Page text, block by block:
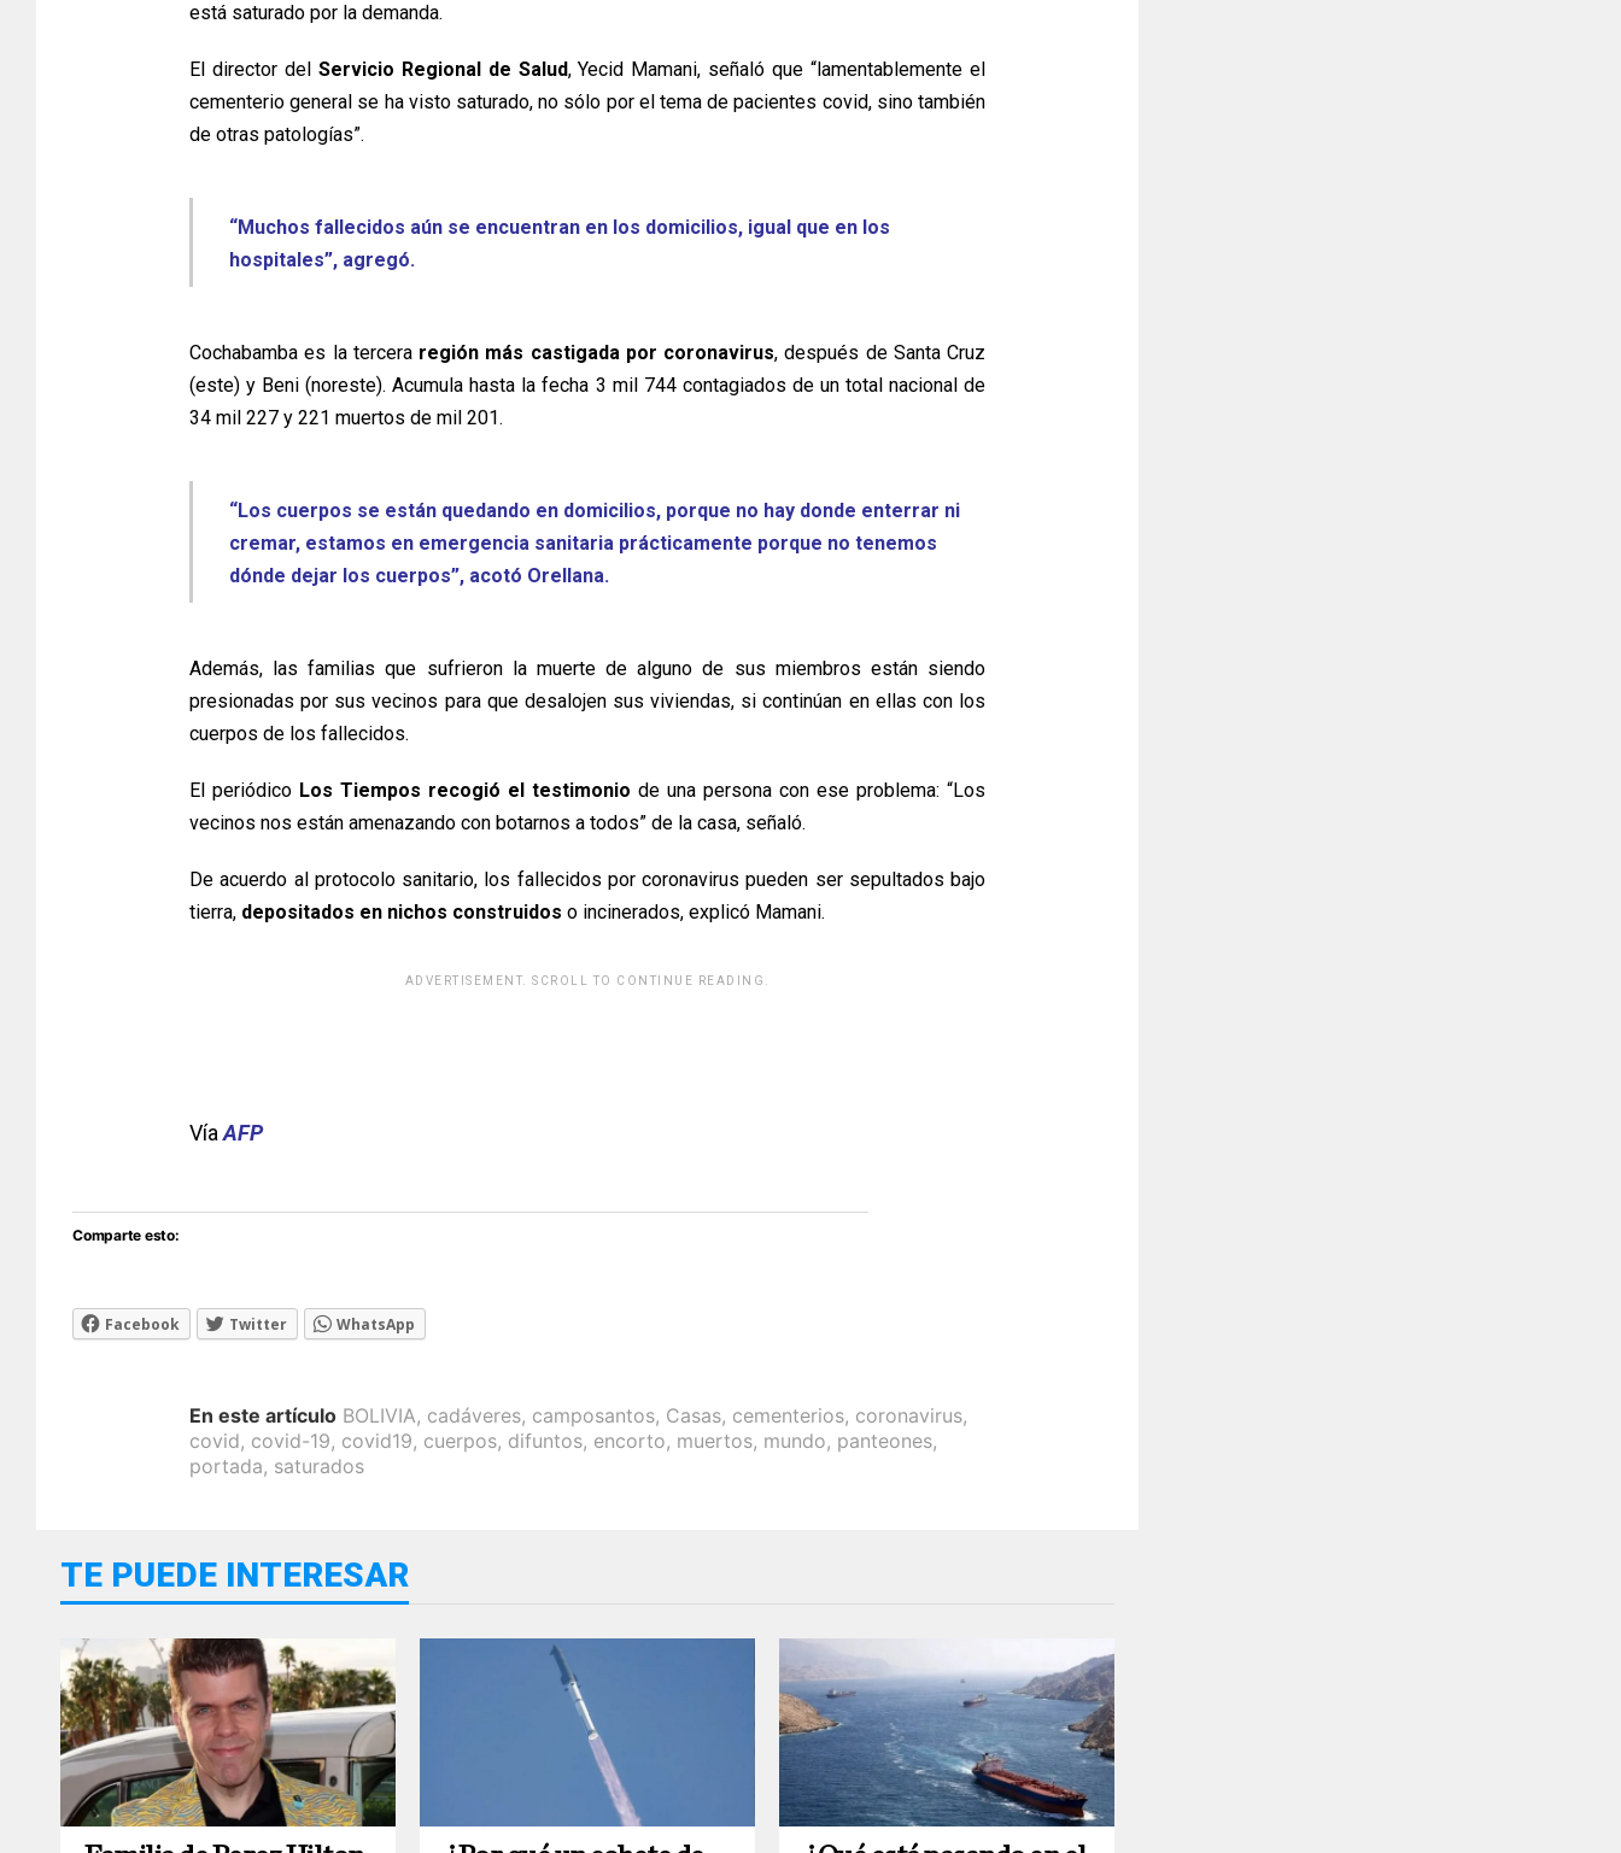
está saturado por la demanda.
El director del Servicio Regional de Salud, Yecid Mamani, señaló que “lamentablemente el
cementerio general se ha visto saturado, no sólo por el tema de pacientes covid, sino también
de otras patologías”.
“Muchos fallecidos aún se encuentran en los domicilios, igual que en los
hospitales”, agregó.
Cochabamba es la tercera región más castigada por coronavirus, después de Santa Cruz
(este) y Beni (noreste). Acumula hasta la fecha 3 mil 744 contagiados de un total nacional de
34 mil 227 y 221 muertos de mil 201.
“Los cuerpos se están quedando en domicilios, porque no hay donde enterrar ni
cremar, estamos en emergencia sanitaria prácticamente porque no tenemos
dónde dejar los cuerpos”, acotó Orellana.
Además, las familias que sufrieron la muerte de alguno de sus miembros están siendo
presionadas por sus vecinos para que desalojen sus viviendas, si continúan en ellas con los
cuerpos de los fallecidos.
El periódico Los Tiempos recogió el testimonio de una persona con ese problema: “Los
vecinos nos están amenazando con botarnos a todos” de la casa, señaló.
De acuerdo al protocolo sanitario, los fallecidos por coronavirus pueden ser sepultados bajo
tierra, depositados en nichos construidos o incinerados, explicó Mamani.
ADVERTISEMENT. SCROLL TO CONTINUE READING.
VíaAFP
Comparte esto:
Facebook Twitter WhatsApp
En este artículo BOLIVIA, cadáveres, camposantos, Casas, cementerios, coronavirus,
covid, covid-19, covid19, cuerpos, difuntos, encorto, muertos, mundo, panteones,
portada, saturados
TE PUEDE INTERESAR